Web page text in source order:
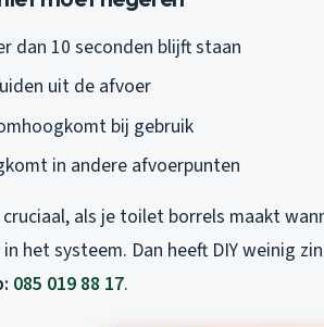
dan 10 seconden blijft staan
uit de afvoer
bij gebruik
in andere afvoerpunten
als je toilet borrels maakt
het systeem. Dan heeft DIY weinig
085 019 88 17.